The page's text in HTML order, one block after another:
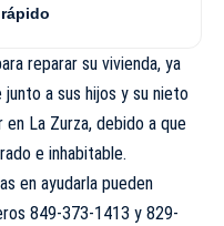
reparar su vivienda, ya
a sus hijos y su nieto
en La Zurza, debido a que
e inhabitable.
en ayudarla pueden
849-373-1413 y 829-